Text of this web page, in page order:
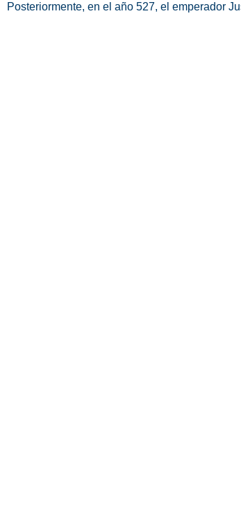
Posteriormente, en el año 527, el emperador